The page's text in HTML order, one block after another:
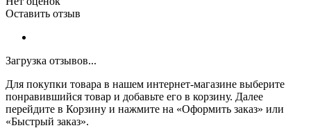
Оставить отзыв
Загрузка отзывов...
Для покупки товара в нашем интернет-магазине выберите
понравившийся товар и добавьте его в корзину. Далее
перейдите в Корзину и нажмите на «Оформить заказ» или
«Быстрый заказ».